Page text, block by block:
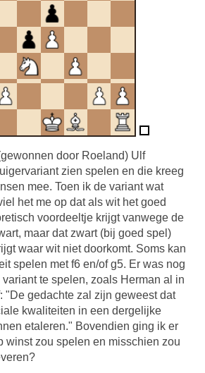
door Roeland) Ulf
zien spelen en die kreeg
mee. Toen ik de variant wat
het me op dat als wit het goed
voordeeltje krijgt vanwege de
maar dat zwart (bij goed spel)
waar wit niet doorkomt. Soms kan
spelen met f6 en/of g5. Er was nog
te spelen, zoals Herman al in
"De gedachte zal zijn geweest dat
kwaliteiten in een dergelijke
etaleren." Bovendien ging ik er
winst zou spelen en misschien zou